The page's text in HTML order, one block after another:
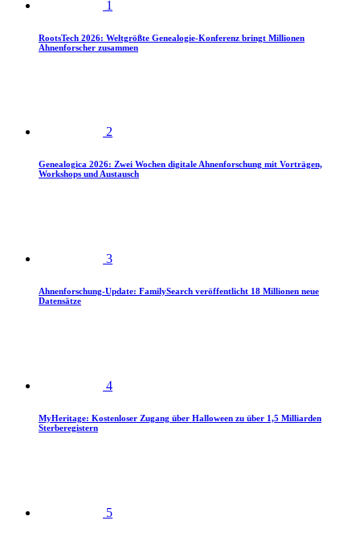
1
RootsTech 2026: Weltgrößte Genealogie-Konferenz bringt Millionen
Ahnenforscher zusammen
2
Genealogica 2026: Zwei Wochen digitale Ahnenforschung mit Vorträgen,
Workshops und Austausch
3
Ahnenforschung-Update: FamilySearch veröffentlicht 18 Millionen neue
Datensätze
4
MyHeritage: Kostenloser Zugang über Halloween zu über 1,5 Milliarden
Sterberegistern
5